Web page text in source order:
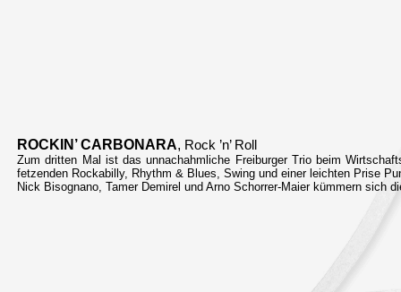
ROCKIN’ CARBONARA, Rock ’n’ Roll
Zum dritten Mal ist das unnachahmliche Freiburger Trio beim
fetzenden Rockabilly, Rhythm & Blues, Swing und einer leichten Prise
Nick Bisognano, Tamer Demirel und Arno Schorrer-Maier kümmern sich